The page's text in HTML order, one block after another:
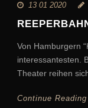
13 01 2020
Von Hamburgern
interessantesten.
Theater reihen
Continue Reading